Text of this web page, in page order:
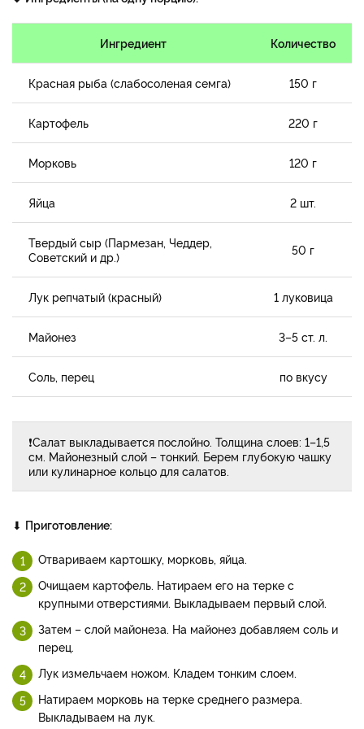
Ингредиент Количество
Красная рыба (слабосоленая семга) 150 г
Картофель 220 г
Морковь 120 г
Яйца 2 шт.
Твердый сыр (Пармезан, Чеддер,
Советский и др.)
50 г
Лук репчатый (красный) 1 луковица
Майонез 3–5 ст. л.
Соль, перец по вкусу
❗Салат выкладывается послойно. Толщина слоев: 1–1,5
см. Майонезный слой – тонкий. Берем глубокую чашку
или кулинарное кольцо для салатов.
⬇ Приготовление:
Отвариваем картошку, морковь, яйца.
Очищаем картофель. Натираем его на терке с
крупными отверстиями. Выкладываем первый слой.
Затем – слой майонеза. На майонез добавляем соль и
перец.
Лук измельчаем ножом. Кладем тонким слоем.
Натираем морковь на терке среднего размера.
Выкладываем на лук.